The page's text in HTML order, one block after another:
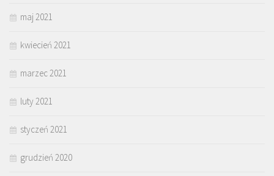
maj 2021
kwiecień 2021
marzec 2021
luty 2021
styczeń 2021
grudzień 2020